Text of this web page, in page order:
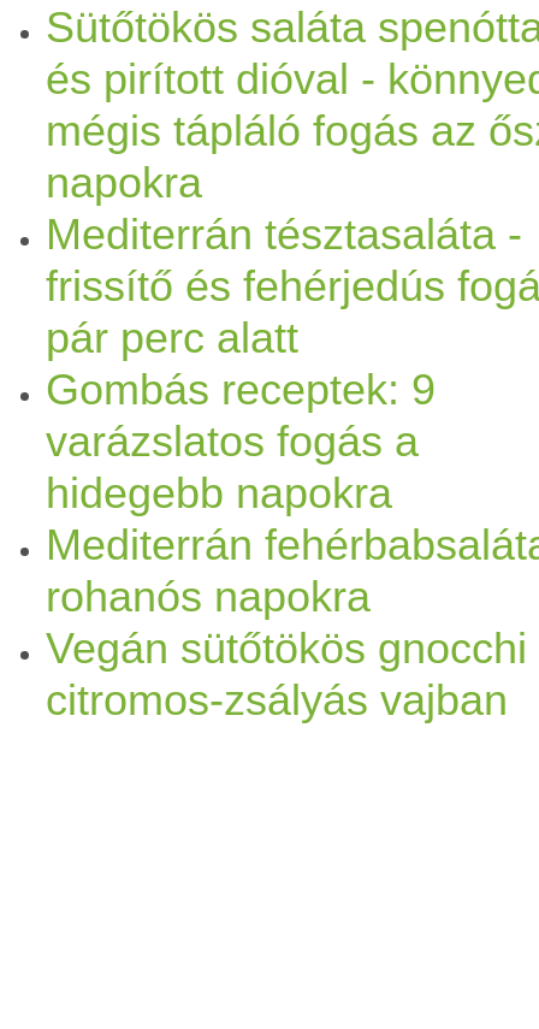
Sütőtökös saláta
és pirított dióval -
mégis tápláló fogás az
napokra
Mediterrán tésztasaláta -
frissítő és fehérjedús
pár perc alatt
Gombás receptek: 9
varázslatos fogás a
hidegebb napokra
Mediterrán
rohanós napokra
Vegán sütőtökös gnocchi
citromos-zsályás vajban